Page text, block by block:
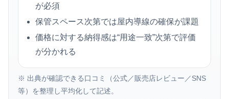
が必須
保管スペース次第では屋内導線の確保が課題
価格に対する納得感は“用途一致”次第で評価
が分かれる
※ 出典が確認できる口コミ（公式／販売店レビュー／SNS
等）を整理し平均化して記述。